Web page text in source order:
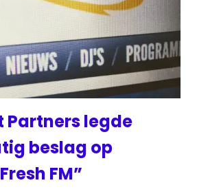
Partners legde
beslag op
FM”